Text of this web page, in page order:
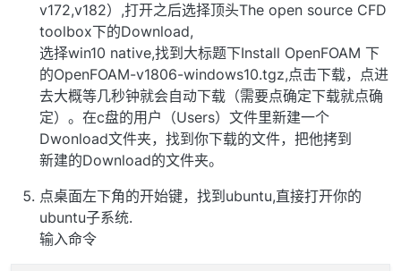
v172,v182）,打开之后选择顶头The open source CFD
toolbox下的Download,
选择win10 native,找到大标题下Install OpenFOAM 下
的OpenFOAM-v1806-windows10.tgz,点击下载，点进
去大概等几秒钟就会自动下载（需要点确定下载就点确
定）。在c盘的用户（Users）文件里新建一个
Dwonload文件夹，找到你下载的文件，把他拷到
新建的Download的文件夹。
点桌面左下角的开始键，找到ubuntu,直接打开你的
ubuntu子系统.
输入命令